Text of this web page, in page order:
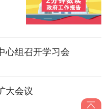
心组召开学习会
大会议